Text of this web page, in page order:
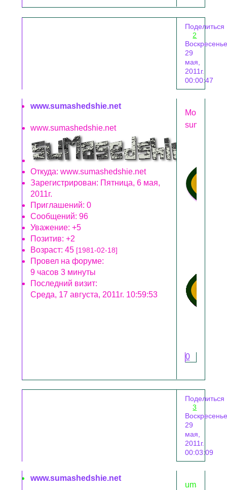
Поделиться
2
29
мая,
2011г.
00:00:47
www.sumashedshie.net
www.sumashedshie.net
Откуда: www.sumashedshie.net
Зарегистрирован: Пятница, 6 мая,
2011г.
Приглашений: 0
Сообщений: 96
Уважение: +5
Позитив: +2
Возраст: 45 [1981-02-18]
Провел на форуме:
9 часов 3 минуты
Последний визит:
Среда, 17 августа, 2011г. 10:59:53
MouseOver
0
Поделиться
3
29
мая,
2011г.
00:03:09
www.sumashedshie.net